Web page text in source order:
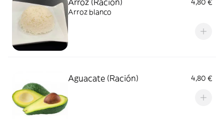
Arroz (Ración)
4,80 €
Arroz blanco
Aguacate (Ración) 4,80 €